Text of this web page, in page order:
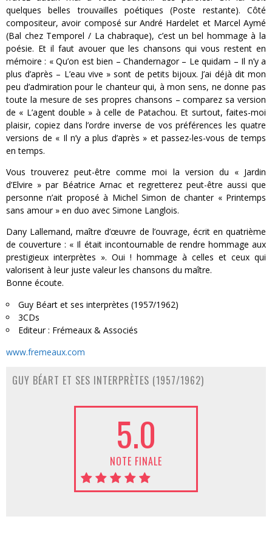
quelques belles trouvailles poétiques (Poste restante). Côté
compositeur, avoir composé sur André Hardelet et Marcel Aymé
(Bal chez Temporel / La chabraque), c’est un bel hommage à la
poésie. Et il faut avouer que les chansons qui vous restent en
mémoire : « Qu’on est bien – Chandernagor – Le quidam – Il n’y a
plus d’après – L’eau vive » sont de petits bijoux. J’ai déjà dit mon
peu d’admiration pour le chanteur qui, à mon sens, ne donne pas
toute la mesure de ses propres chansons – comparez sa version
de « L’agent double » à celle de Patachou. Et surtout, faites-moi
plaisir, copiez dans l’ordre inverse de vos préférences les quatre
versions de « Il n’y a plus d’après » et passez-les-vous de temps
en temps.
Vous trouverez peut-être comme moi la version du « Jardin
d’Elvire » par Béatrice Arnac et regretterez peut-être aussi que
personne n’ait proposé à Michel Simon de chanter « Printemps
sans amour » en duo avec Simone Langlois.
Dany Lallemand, maître d’œuvre de l’ouvrage, écrit en quatrième
de couverture : « Il était incontournable de rendre hommage aux
prestigieux interprètes ». Oui ! hommage à celles et ceux qui
valorisent à leur juste valeur les chansons du maître.
Bonne écoute.
Guy Béart et ses interprètes (1957/1962)
3CDs
Editeur : Frémeaux & Associés
www.fremeaux.com
GUY BÉART ET SES INTERPRÈTES (1957/1962)
5.0
NOTE FINALE